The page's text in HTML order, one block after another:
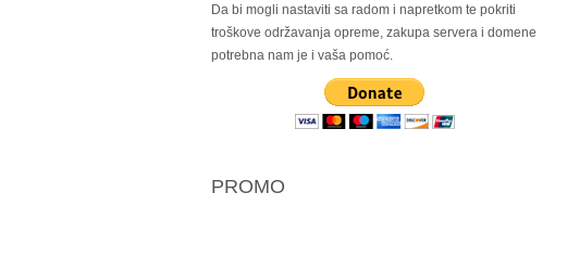
Da bi mogli nastaviti sa radom i napretkom te pokriti
troškove održavanja opreme, zakupa servera i domene
potrebna nam je i vaša pomoć.
PROMO